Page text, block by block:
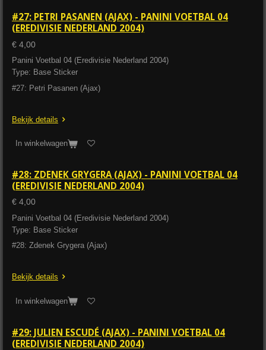
#27: PETRI PASANEN (AJAX) - PANINI VOETBAL 04
(EREDIVISIE NEDERLAND 2004)
€ 4,00
Panini Voetbal 04 (Eredivisie Nederland 2004)
Type: Base Sticker
#27: Petri Pasanen (Ajax)
Bekijk details
In winkelwagen
#28: ZDENEK GRYGERA (AJAX) - PANINI VOETBAL 04
(EREDIVISIE NEDERLAND 2004)
€ 4,00
Panini Voetbal 04 (Eredivisie Nederland 2004)
Type: Base Sticker
#28: Zdenek Grygera (Ajax)
Bekijk details
In winkelwagen
#29: JULIEN ESCUDÉ (AJAX) - PANINI VOETBAL 04
(EREDIVISIE NEDERLAND 2004)